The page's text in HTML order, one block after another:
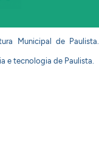
Municipal de Paulista.
e tecnologia de Paulista.